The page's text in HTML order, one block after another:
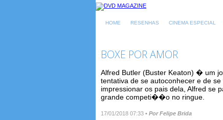
HOME RESENHAS CINEMA ESPECIAL
BOXE POR AMOR
Alfred Butler (Buster Keaton) � um
tentativa de se autoconhecer e de
impressionar os pais dela, Alfred se
grande competi��o no ringue.
17/01/2018 07:33 • Por Felipe Brida